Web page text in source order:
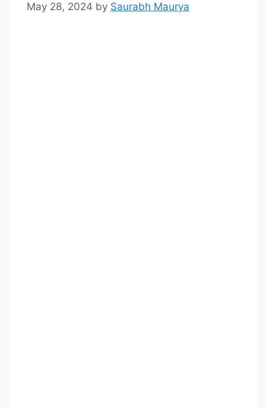
May 28, 2024 by Saurabh Maurya